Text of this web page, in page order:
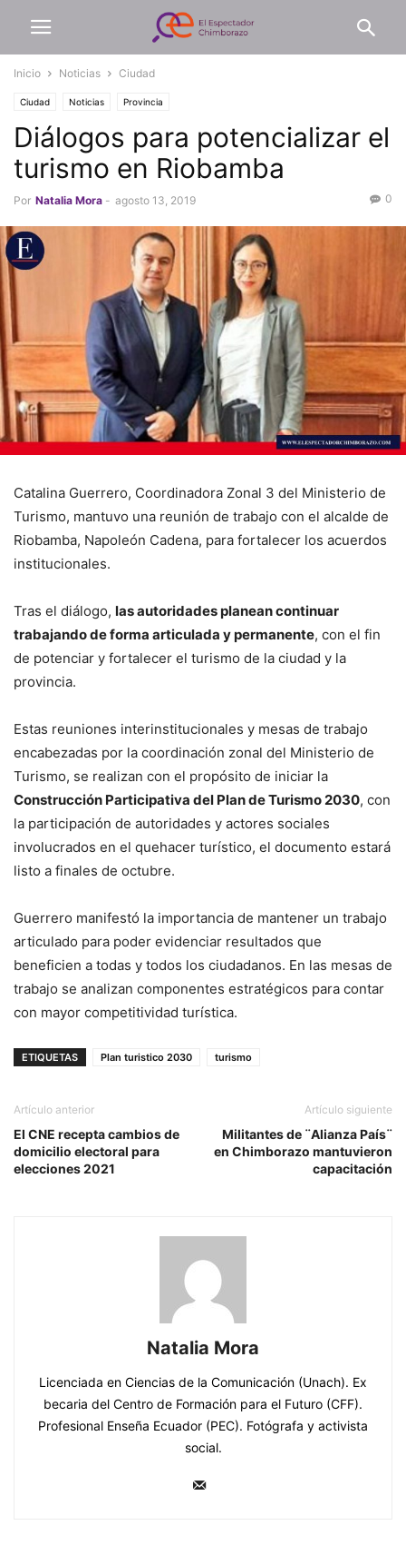
Inicio Noticias Ciudad
Ciudad Noticias Provincia
Diálogos para potencializar el
turismo en Riobamba
Por Natalia Mora - agosto 13, 2019 0
Catalina Guerrero, Coordinadora Zonal 3 del Ministerio de
Turismo, mantuvo una reunión de trabajo con el alcalde de
Riobamba, Napoleón Cadena, para fortalecer los acuerdos
institucionales.
Tras el diálogo, las autoridades planean continuar
trabajando de forma articulada y permanente, con el fin
de potenciar y fortalecer el turismo de la ciudad y la
provincia.
Estas reuniones interinstitucionales y mesas de trabajo
encabezadas por la coordinación zonal del Ministerio de
Turismo, se realizan con el propósito de iniciar la
Construcción Participativa del Plan de Turismo 2030, con
la participación de autoridades y actores sociales
involucrados en el quehacer turístico, el documento estará
listo a finales de octubre.
Guerrero manifestó la importancia de mantener un trabajo
articulado para poder evidenciar resultados que
beneficien a todas y todos los ciudadanos. En las mesas de
trabajo se analizan componentes estratégicos para contar
con mayor competitividad turística.
ETIQUETAS Plan turistico 2030 turismo
Artículo anterior
El CNE recepta cambios de
domicilio electoral para
elecciones 2021
Artículo siguiente
Militantes de ¨Alianza País¨
en Chimborazo mantuvieron
capacitación
Natalia Mora
Licenciada en Ciencias de la Comunicación (Unach). Ex
becaria del Centro de Formación para el Futuro (CFF).
Profesional Enseña Ecuador (PEC). Fotógrafa y activista
social.